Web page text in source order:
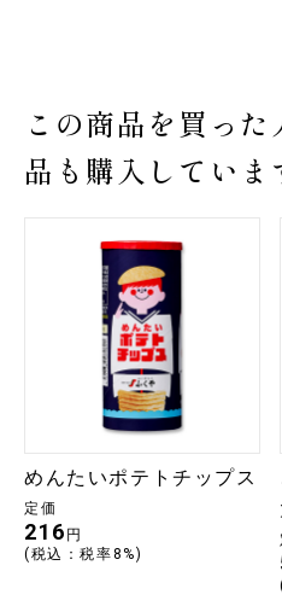
この商品を買っ
品も購入していま
めんたいポテトチップス
定価
216 円
(税込：税率8%)